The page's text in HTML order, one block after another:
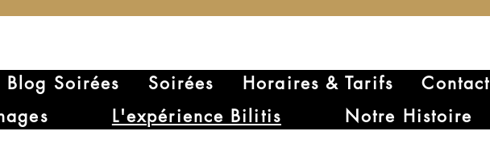
Blog Soirées Soirées Horaires & Tarifs
Contact
L'expérience Bilitis Notre Histoire